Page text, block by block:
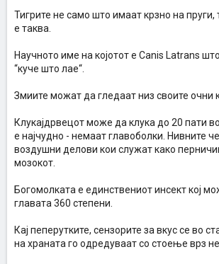
Тигрите не само што имаат крзно на пруги,
е таква.
Научното име на којотот е Canis Latrans
“куче што лае“.
Змиите можат да гледаат низ своите очни
Клукајдрвецот може да клука до 20 пати
е најчудно - немаат главоболки. Нивните
воздушни делови кои служат како
мозокот.
Богомолката е единствениот инсект кој
главата 360 степени.
Кај пеперутките, сензорите за вкус се во
на храната го одредуваат со стоење врз